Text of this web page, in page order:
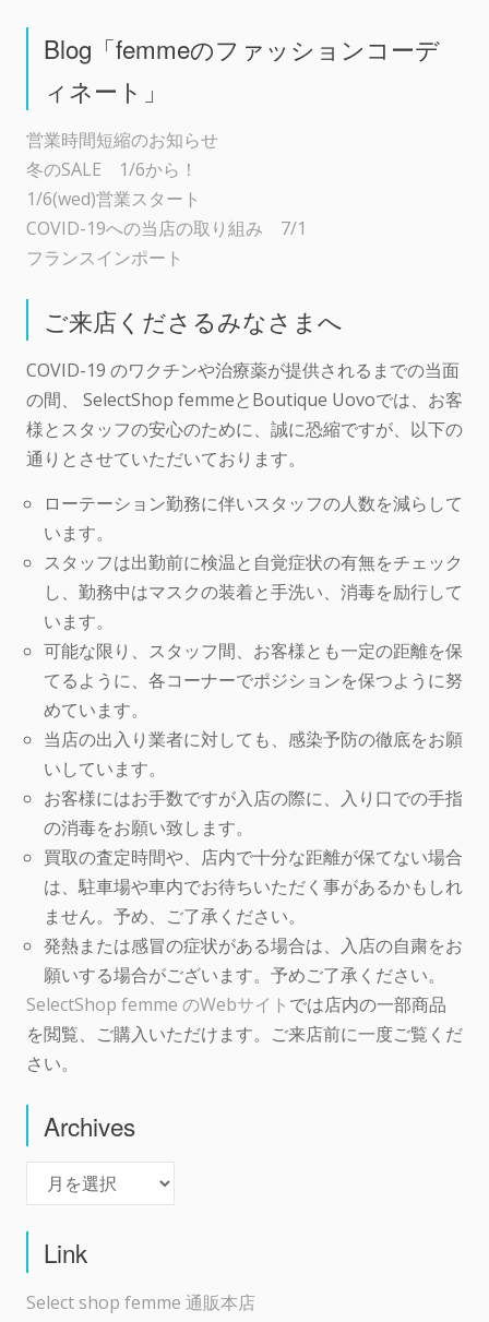
Blog「femmeのファッションコーデ
ィネート」
営業時間短縮のお知らせ
冬のSALE 1/6から！
1/6(wed)営業スタート
COVID-19への当店の取り組み 7/1
フランスインポート
ご来店くださるみなさまへ
COVID-19 のワクチンや治療薬が提供されるまでの当面
の間、 SelectShop femmeとBoutique Uovoでは、お客
様とスタッフの安心のために、誠に恐縮ですが、以下の
通りとさせていただいております。
ローテーション勤務に伴いスタッフの人数を減らして
います。
スタッフは出勤前に検温と自覚症状の有無をチェック
し、勤務中はマスクの装着と手洗い、消毒を励行して
います。
可能な限り、スタッフ間、お客様とも一定の距離を保
てるように、各コーナーでポジションを保つように努
めています。
当店の出入り業者に対しても、感染予防の徹底をお願
いしています。
お客様にはお手数ですが入店の際に、入り口での手指
の消毒をお願い致します。
買取の査定時間や、店内で十分な距離が保てない場合
は、駐車場や車内でお待ちいただく事があるかもしれ
ません。予め、ご了承ください。
発熱または感冒の症状がある場合は、入店の自粛をお
願いする場合がございます。予めご了承ください。
SelectShop femme のWebサイト では店内の一部商品
を閲覧、ご購入いただけます。ご来店前に一度ご覧くだ
さい。
Archives
Link
Select shop femme 通販本店